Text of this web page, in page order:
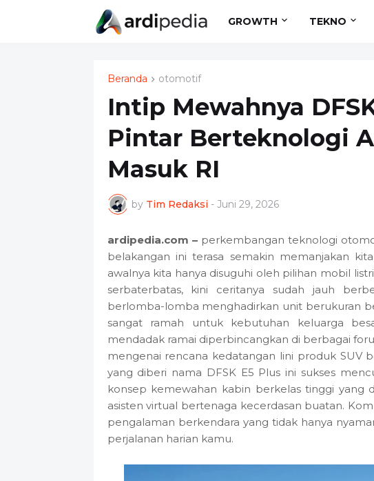
GROWTH TEKNO
Beranda otomotif
Intip Mewahnya
Pintar Berteknologi
Masuk RI
by Tim Redaksi - Juni 29, 2026
ardipedia.com –perkembangan teknologi
belakangan ini terasa semakin memanjakan
awalnya kita hanya disuguhi oleh pilihan mobil
serbaterbatas, kini ceritanya sudah jauh
berlomba-lomba menghadirkan unit berukuran
sangat ramah untuk kebutuhan keluarga
mendadak ramai diperbincangkan di berbagai
mengenai rencana kedatangan lini produk SUV
yang diberi nama DFSK E5 Plus ini sukses
konsep kemewahan kabin berkelas tinggi yang
asisten virtual bertenaga kecerdasan buatan.
pengalaman berkendara yang tidak hanya
perjalanan harian kamu.